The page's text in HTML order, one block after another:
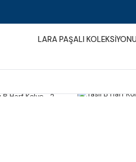
LARA PAŞALI KOLEKSİYONU